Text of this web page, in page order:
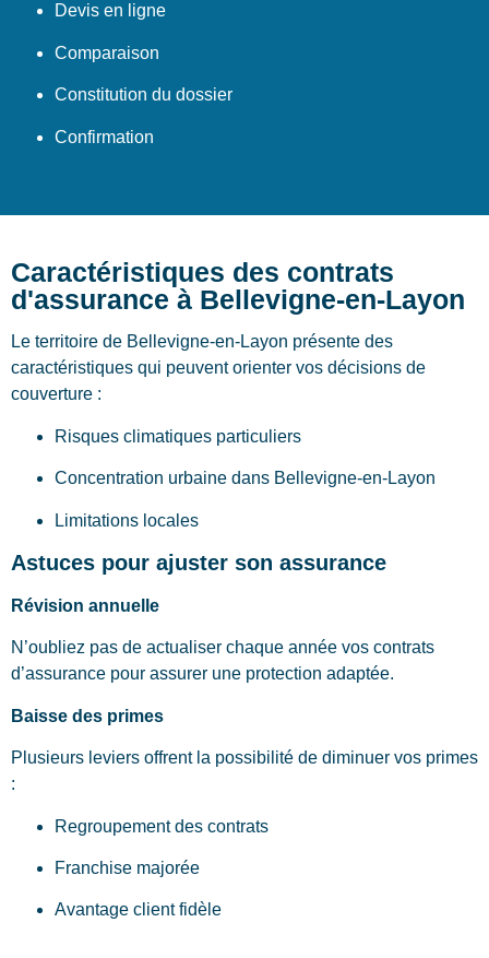
Devis en ligne
Comparaison
Constitution du dossier
Confirmation
Caractéristiques des contrats
d'assurance à Bellevigne-en-Layon
Le territoire de Bellevigne-en-Layon présente des
caractéristiques qui peuvent orienter vos décisions de
couverture :
Risques climatiques particuliers
Concentration urbaine dans Bellevigne-en-Layon
Limitations locales
Astuces pour ajuster son assurance
Révision annuelle
N’oubliez pas de actualiser chaque année vos contrats
d’assurance pour assurer une protection adaptée.
Baisse des primes
Plusieurs leviers offrent la possibilité de diminuer vos primes
:
Regroupement des contrats
Franchise majorée
Avantage client fidèle